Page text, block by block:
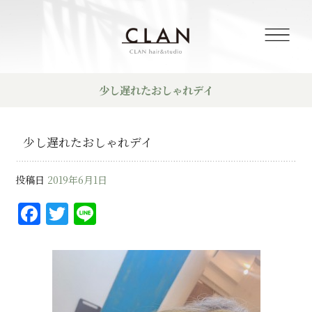
少し遅れたおしゃれデイ
少し遅れたおしゃれデイ
投稿日 2019年6月1日
F
a
c
T
w
it
r
e